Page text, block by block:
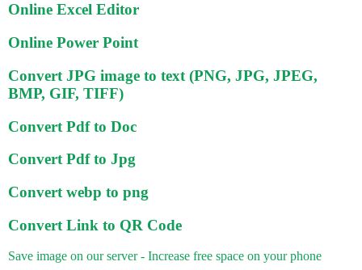
Online Excel Editor
Online Power Point
Convert JPG image to text (PNG, JPG, JPEG,
BMP, GIF, TIFF)
Convert Pdf to Doc
Convert Pdf to Jpg
Convert webp to png
Convert Link to QR Code
Save image on our server - Increase free space on your phone